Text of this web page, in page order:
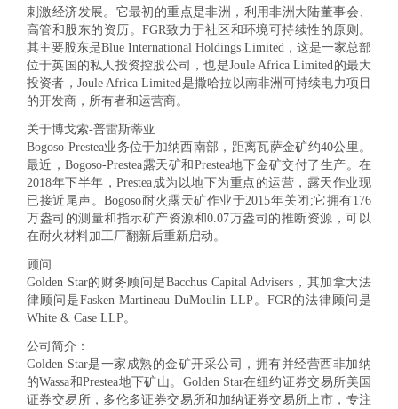
刺激经济发展。它最初的重点是非洲，利用非洲大陆董事会、
高管和股东的资历。FGR致力于社区和环境可持续性的原则。
其主要股东是Blue International Holdings Limited，这是一家总部
位于英国的私人投资控股公司，也是Joule Africa Limited的最大
投资者，Joule Africa Limited是撒哈拉以南非洲可持续电力项目
的开发商，所有者和运营商。
关于博戈索-普雷斯蒂亚
Bogoso-Prestea业务位于加纳西南部，距离瓦萨金矿约40公里。
最近，Bogoso-Prestea露天矿和Prestea地下金矿交付了生产。在
2018年下半年，Prestea成为以地下为重点的运营，露天作业现
已接近尾声。Bogoso耐火露天矿作业于2015年关闭;它拥有176
万盎司的测量和指示矿产资源和0.07万盎司的推断资源，可以
在耐火材料加工厂翻新后重新启动。
顾问
Golden Star的财务顾问是Bacchus Capital Advisers，其加拿大法
律顾问是Fasken Martineau DuMoulin LLP。FGR的法律顾问是
White & Case LLP。
公司简介：
Golden Star是一家成熟的金矿开采公司，拥有并经营西非加纳
的Wassa和Prestea地下矿山。Golden Star在纽约证券交易所美国
证券交易所，多伦多证券交易所和加纳证券交易所上市，专注